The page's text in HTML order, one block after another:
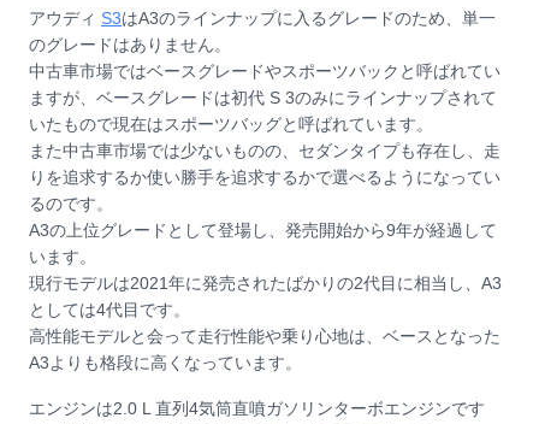
アウディ S3はA3のラインナップに入るグレードのため、単一
のグレードはありません。
中古車市場ではベースグレードやスポーツバックと呼ばれてい
ますが、ベースグレードは初代 S 3のみにラインナップされて
いたもので現在はスポーツバッグと呼ばれています。
また中古車市場では少ないものの、セダンタイプも存在し、走
りを追求するか使い勝手を追求するかで選べるようになってい
るのです。
A3の上位グレードとして登場し、発売開始から9年が経過して
います。
現行モデルは2021年に発売されたばかりの2代目に相当し、A3
としては4代目です。
高性能モデルと会って走行性能や乗り心地は、ベースとなった
A3よりも格段に高くなっています。
エンジンは2.0 L 直列4気筒直噴ガソリンターボエンジンです